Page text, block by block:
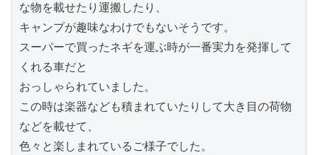
な物を載せたり運搬したり、
キャンプが趣味なわけでもないそうです。
スーパーで買ったネギを運ぶ時が一番実力を発揮して
くれる車だと
おっしゃられていました。
この時は楽器なども積まれていたりして大き目の荷物
などを載せて、
色々と楽しまれているご様子でした。